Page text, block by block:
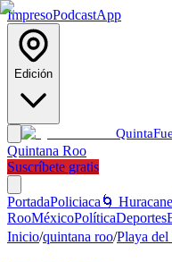
ImpresoPodcastApp
Edición
Quinta
Quintana Roo
Suscríbete gratis
PortadaPoliciaca 🌀
RooMéxicoPolíticaDeportes
Inicio/quintana roo/Playa del